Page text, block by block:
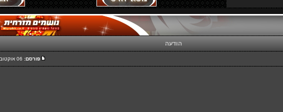
הודעה
פורסם: